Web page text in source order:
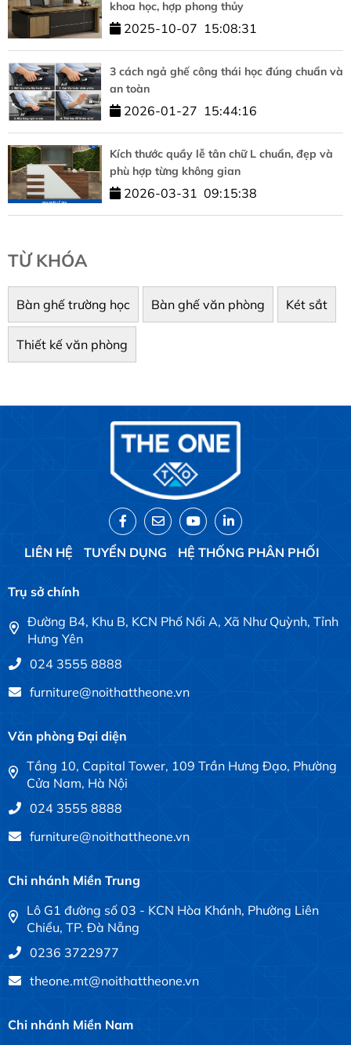
khoa học, hợp phong thủy
2025-10-07 15:08:31
3 cách ngả ghế công thái học đúng chuẩn và
an toàn
2026-01-27 15:44:16
Kích thước quầy lễ tân chữ L chuẩn, đẹp và
phù hợp từng không gian
2026-03-31 09:15:38
TỪ KHÓA
Bàn ghế trường học Bàn ghế văn phòng Két sắt
Thiết kế văn phòng
LIÊN HỆ TUYỂN DỤNG HỆ THỐNG PHÂN PHỐI
Trụ sở chính
Đường B4, Khu B, KCN Phố Nối A, Xã Như Quỳnh, Tỉnh
Hưng Yên
024 3555 8888
furniture@noithattheone.vn
Văn phòng Đại diện
Tầng 10, Capital Tower, 109 Trần Hưng Đạo, Phường
Cửa Nam, Hà Nội
024 3555 8888
furniture@noithattheone.vn
Chi nhánh Miền Trung
Lô G1 đường số 03 - KCN Hòa Khánh, Phường Liên
Chiểu, TP. Đà Nẵng
0236 3722977
theone.mt@noithattheone.vn
Chi nhánh Miền Nam